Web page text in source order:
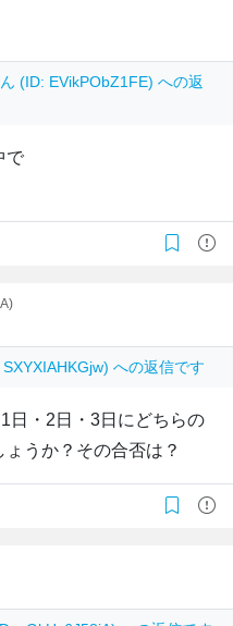
(ID: EVikPObZ1FE) への返
で
への返信です
日・2日・3日にどちらの
うか？その合否は？